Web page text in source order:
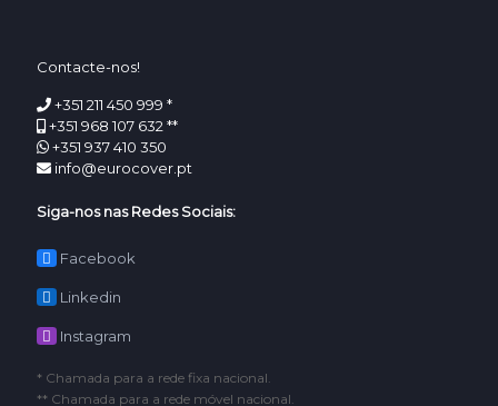
Contacte-nos!
+351 211 450 999 *
+351 968 107 632 **
+351 937 410 350
info@eurocover.pt
Siga-nos nas Redes Sociais:
Facebook
Linkedin
Instagram
* Chamada para a rede fixa nacional.
** Chamada para a rede móvel nacional.